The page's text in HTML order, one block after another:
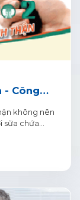
- Công
không nên
sữa chứa
bệnh